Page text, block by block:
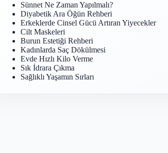
Sünnet Ne Zaman Yapılmalı?
Diyabetik Ara Öğün Rehberi
Erkeklerde Cinsel Gücü Artıran Yiyecekler
Cilt Maskeleri
Burun Estetiği Rehberi
Kadınlarda Saç Dökülmesi
Evde Hızlı Kilo Verme
Sık İdrara Çıkma
Sağlıklı Yaşamın Sırları